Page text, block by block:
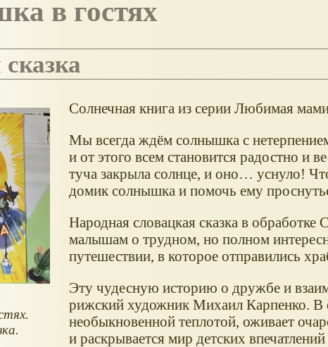
в гостях
сказка
Солнечная книга из серии Любимая
Мы всегда ждём солнышка с
и от этого всем становится радостно и
туча закрыла солнце, и оно… уснуло!
домик солнышка и помочь ему
Народная словацкая сказка в
малышам о трудном, но полном
путешествии, в которое отправились
Эту чудесную историю о дружбе и
рижский художник Михаил Карпенко. В
необыкновенной теплотой, оживает
и раскрывается мир детских